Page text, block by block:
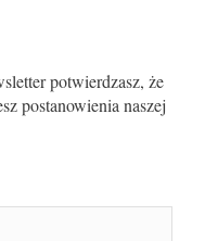
potwierdzasz, że
postanowienia naszej